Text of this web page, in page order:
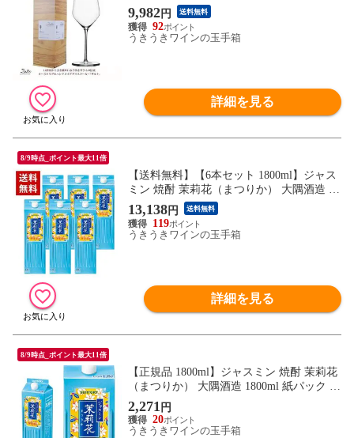
トワイン GZ400SO
9,982円 送料無料
92
うきうきワインの玉手箱
詳細を見る
8/9時点_ポイント最大11倍
【送料無料】【6本セット 1800ml】ジャス
ミン 焼酎 茉莉花（まつりか） 大隅酒造 18
00ml 紙パック 20%
13,138円 送料無料
119
うきうきワインの玉手箱
詳細を見る
8/9時点_ポイント最大11倍
【正規品 1800ml】ジャスミン 焼酎 茉莉花
（まつりか） 大隅酒造 1800ml 紙パック 2
0%
2,271 円
20
うきうきワインの玉手箱